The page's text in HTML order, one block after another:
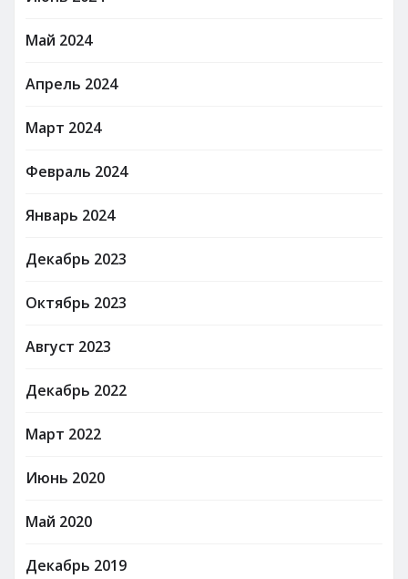
Май 2024
Апрель 2024
Март 2024
Февраль 2024
Январь 2024
Декабрь 2023
Октябрь 2023
Август 2023
Декабрь 2022
Март 2022
Июнь 2020
Май 2020
Декабрь 2019